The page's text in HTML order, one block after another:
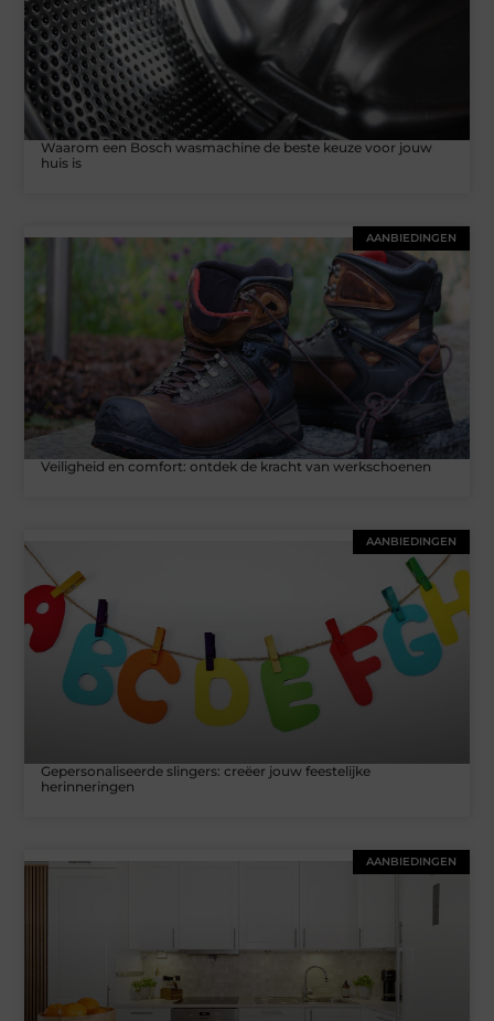
Waarom een Bosch wasmachine de beste keuze voor jouw
huis is
AANBIEDINGEN
Veiligheid en comfort: ontdek de kracht van werkschoenen
AANBIEDINGEN
Gepersonaliseerde slingers: creëer jouw feestelijke
herinneringen
AANBIEDINGEN